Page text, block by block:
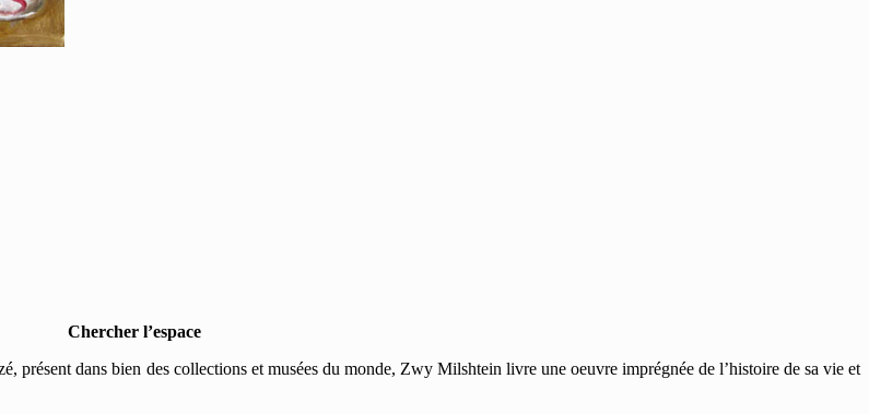
Chercher l’espace
présent dans bien des collections et musées du monde, Zwy Milshtein livre une oeuvre imprégnée de l’histoire de sa vie et